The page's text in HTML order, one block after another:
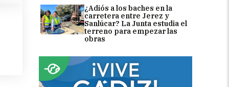
¿Adiós a los baches en la
carretera entre Jerez y
Sanlúcar? La Junta estudia el
terreno para empezar las
obras